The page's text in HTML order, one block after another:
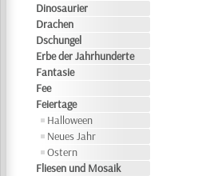
Dinosaurier
Drachen
Dschungel
Erbe der Jahrhunderte
Fantasie
Fee
Feiertage
Halloween
Neues Jahr
Ostern
Fliesen und Mosaik